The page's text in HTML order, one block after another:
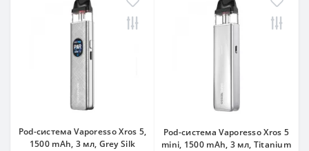
Pod-система Vaporesso Xros 5,
1500 mAh, 3 мл, Grey Silk
Pod-система Vaporesso Xros 5
mini, 1500 mAh, 3 мл, Titanium